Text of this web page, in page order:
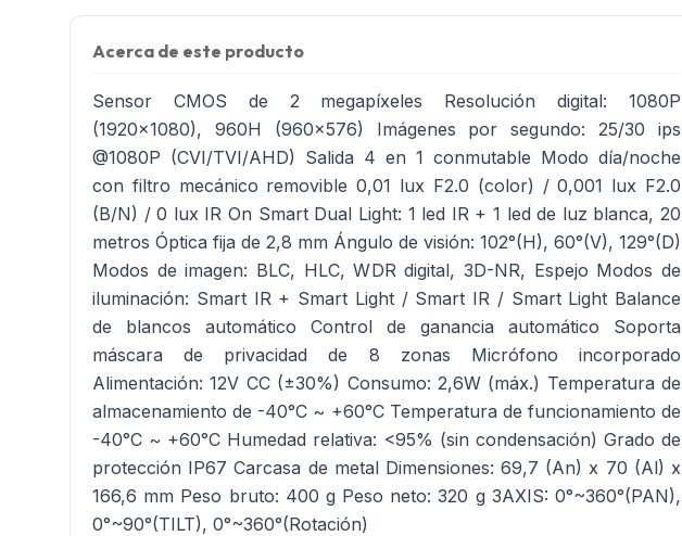
Acerca de este producto
Sensor CMOS de 2 megapíxeles Resolución digital: 1080P
(1920x1080), 960H (960x576) Imágenes por segundo: 25/30 ips
@1080P (CVI/TVI/AHD) Salida 4 en 1 conmutable Modo día/noche
con filtro mecánico removible 0,01 lux F2.0 (color) / 0,001 lux F2.0
(B/N) / 0 lux IR On Smart Dual Light: 1 led IR + 1 led de luz blanca, 20
metros Óptica fija de 2,8 mm Ángulo de visión: 102°(H), 60°(V), 129°(D)
Modos de imagen: BLC, HLC, WDR digital, 3D-NR, Espejo Modos de
iluminación: Smart IR + Smart Light / Smart IR / Smart Light Balance
de blancos automático Control de ganancia automático Soporta
máscara de privacidad de 8 zonas Micrófono incorporado
Alimentación: 12V CC (±30%) Consumo: 2,6W (máx.) Temperatura de
almacenamiento de -40°C ~ +60°C Temperatura de funcionamiento de
-40°C ~ +60°C Humedad relativa: <95% (sin condensación) Grado de
protección IP67 Carcasa de metal Dimensiones: 69,7 (An) x 70 (Al) x
166,6 mm Peso bruto: 400 g Peso neto: 320 g 3AXIS: 0°~360°(PAN),
0°~90°(TILT), 0°~360°(Rotación)